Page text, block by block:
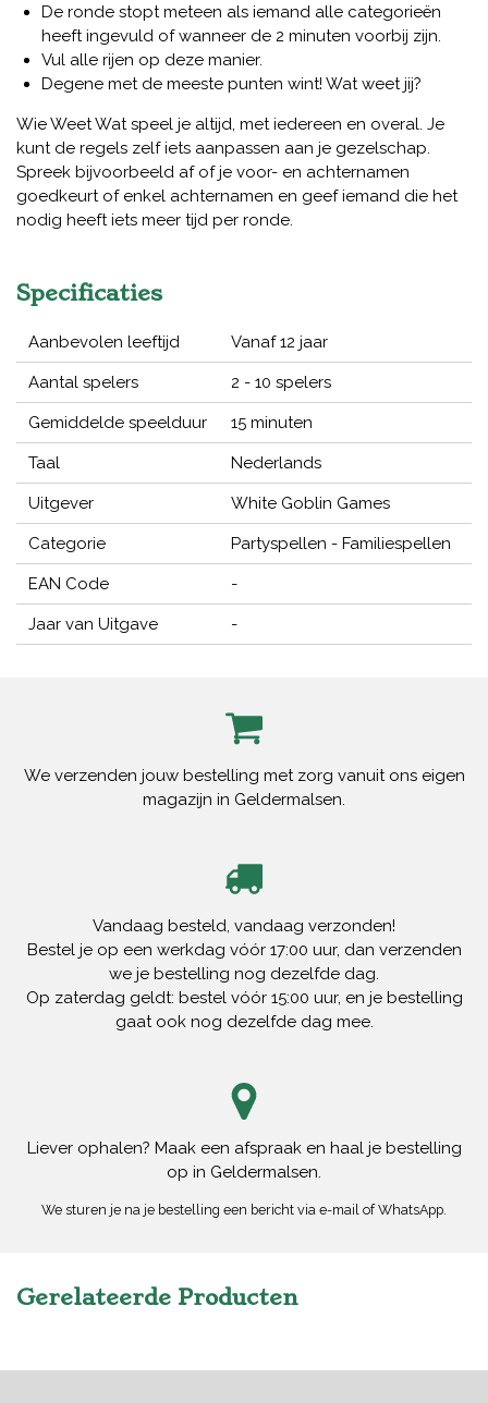
De ronde stopt meteen als iemand alle categorieën
heeft ingevuld of wanneer de 2 minuten voorbij zijn.
Vul alle rijen op deze manier.
Degene met de meeste punten wint! Wat weet jij?
Wie Weet Wat speel je altijd, met iedereen en overal. Je
kunt de regels zelf iets aanpassen aan je gezelschap.
Spreek bijvoorbeeld af of je voor- en achternamen
goedkeurt of enkel achternamen en geef iemand die het
nodig heeft iets meer tijd per ronde.
Specificaties
Aanbevolen leeftijd Vanaf 12 jaar
Aantal spelers 2 - 10 spelers
Gemiddelde speelduur 15 minuten
Taal Nederlands
Uitgever White Goblin Games
Categorie Partyspellen - Familiespellen
EAN Code -
Jaar van Uitgave -
We verzenden jouw bestelling met zorg vanuit ons eigen
magazijn in Geldermalsen.
Vandaag besteld, vandaag verzonden!
Bestel je op een werkdag vóór 17:00 uur, dan verzenden
we je bestelling nog dezelfde dag.
Op zaterdag geldt: bestel vóór 15:00 uur, en je bestelling
gaat ook nog dezelfde dag mee.
Liever ophalen? Maak een afspraak en haal je bestelling
op in Geldermalsen.
We sturen je na je bestelling een bericht via e-mail of WhatsApp.
Gerelateerde Producten